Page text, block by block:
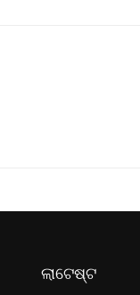
ଲାଟେଷ୍ଟ